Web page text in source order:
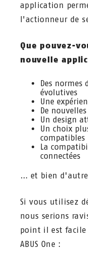
application
l'actionneur de
Que pouvez-
nouvelle
Des normes
évolutives
Une
De
Un design
Un choix
compatibles
La
connectées
… et bien
Si vous utilisez
nous serions
point il est facile
ABUS One :